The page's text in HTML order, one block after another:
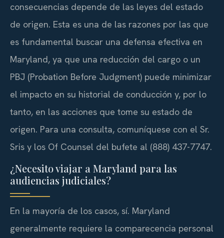
consecuencias depende de las leyes del estado
de origen. Esta es una de las razones por las que
es fundamental buscar una defensa efectiva en
Maryland, ya que una reducción del cargo o un
PBJ (Probation Before Judgment) puede minimizar
el impacto en su historial de conducción y, por lo
tanto, en las acciones que tome su estado de
origen. Para una consulta, comuníquese con el Sr.
Sris y los Of Counsel del bufete al (888) 437-7747.
¿Necesito viajar a Maryland para las
audiencias judiciales?
En la mayoría de los casos, sí. Maryland
generalmente requiere la comparecencia personal